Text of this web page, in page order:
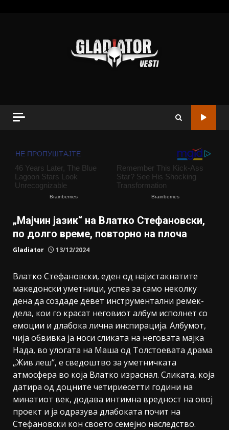
„Мајчин јазик“ на Влатко Стефановски,
по долго време, повторно на плоча
Gladiator 13/12/2024
Влатко Стефановски, еден од најистакнатите
македонски уметници, успеа за само неколку
дена да создаде девет инструментални ремек-
дела, кои го красат неговиот албум исполнет со
емоции и длабока лична инспирација. Албумот,
чија обвивка ја носи сликата на неговата мајка
Нада, во улогата на Маша од Толстоевата драма
„Жив леш“, е сведоштво за уметничката
атмосфера во која Влатко израснал. Сликата, која
датира од доцните четириесетти години на
минатиот век, додава интимна вредност на овој
проект и ја одразува длабоката почит на
Стефановски кон своето семејно наследство.